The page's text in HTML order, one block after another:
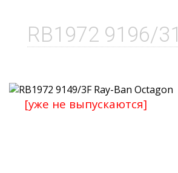
RB1972 9196/31
[уже не выпускаются]